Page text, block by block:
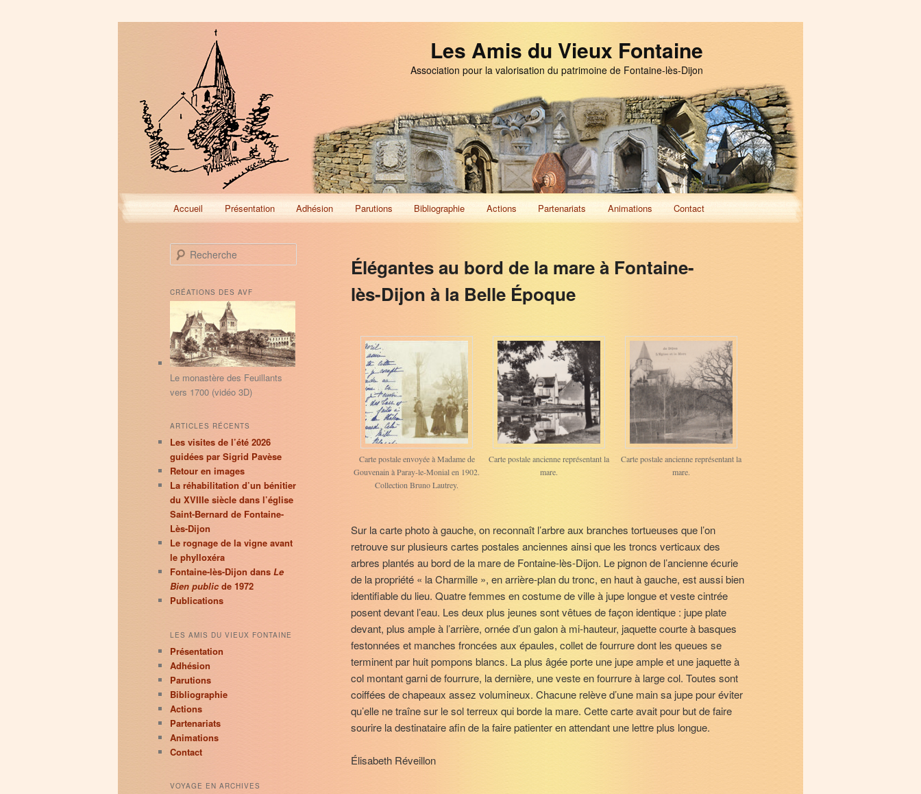
Les Amis du Vieux Fontaine
Association pour la valorisation du patrimoine de Fontaine-lès-Dijon
Menu
principal
Aller
au
principal
Aller
au
secondaire
Accueil Présentation Adhésion Parutions Bibliographie Actions Partenariats Animations Contact
Élégantes au bord de la mare à Fontaine-
lès-Dijon à la Belle Époque
Carte postale envoyée à Madame de
Gouvenain à Paray-le-Monial en 1902.
Collection Bruno Lautrey.
Carte postale ancienne représentant la
mare.
Carte postale ancienne représentant la
mare.
Sur la carte photo à gauche, on reconnaît l’arbre aux branches tortueuses que l’on
retrouve sur plusieurs cartes postales anciennes ainsi que les troncs verticaux des
arbres plantés au bord de la mare de Fontaine-lès-Dijon. Le pignon de l’ancienne écurie
de la propriété « la Charmille », en arrière-plan du tronc, en haut à gauche, est aussi bien
identifiable du lieu. Quatre femmes en costume de ville à jupe longue et veste cintrée
posent devant l’eau. Les deux plus jeunes sont vêtues de façon identique : jupe plate
devant, plus ample à l’arrière, ornée d’un galon à mi-hauteur, jaquette courte à basques
festonnées et manches froncées aux épaules, collet de fourrure dont les queues se
terminent par huit pompons blancs. La plus âgée porte une jupe ample et une jaquette à
col montant garni de fourrure, la dernière, une veste en fourrure à large col. Toutes sont
coiffées de chapeaux assez volumineux. Chacune relève d’une main sa jupe pour éviter
qu’elle ne traîne sur le sol terreux qui borde la mare. Cette carte avait pour but de faire
sourire la destinataire afin de la faire patienter en attendant une lettre plus longue.
Élisabeth Réveillon
e
h
e
h
e
CRÉATIONS DES AVF
Le monastère des Feuillants
vers 1700 (vidéo 3D)
ARTICLES RÉCENTS
Les visites de l’été 2026
guidées par Sigrid Pavèse
Retour en images
La réhabilitation d’un bénitier
du XVIIIe siècle dans l’église
Saint-Bernard de Fontaine-
Lès-Dijon
Le rognage de la vigne avant
le phylloxéra
Fontaine-lès-Dijon dans Le
Bien publicde 1972
Publications
LES AMIS DU VIEUX FONTAINE
Présentation
Adhésion
Parutions
Bibliographie
Actions
Partenariats
Animations
Contact
VOYAGE EN ARCHIVES